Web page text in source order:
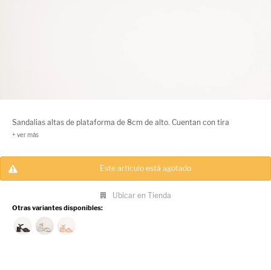
Sandalias altas de plataforma de 8cm de alto. Cuentan con tira
ajustable y hebilla metálica.
Este artículo está agotado.
Ubicar en Tienda
Otras variantes disponibles: